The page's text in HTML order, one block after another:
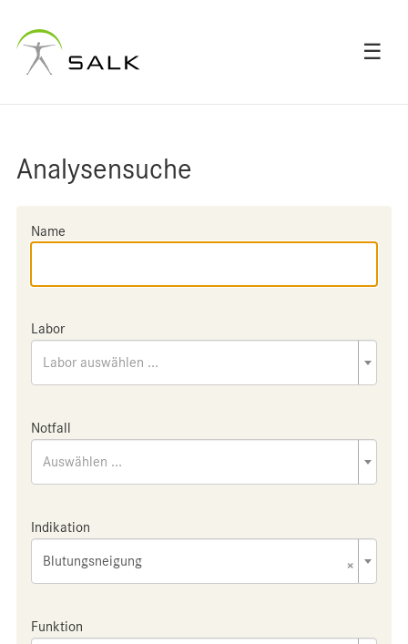
☰
Analysensuche
Name
Labor
Labor auswählen ...
Notfall
Auswählen ...
Indikation
×
Blutungsneigung
Funktion